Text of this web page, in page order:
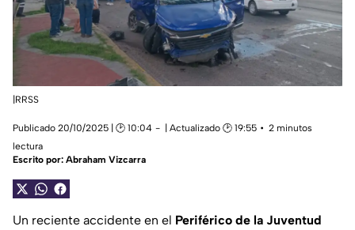
|RRSS
Publicado 20/10/2025 | 🕑 10:04 | Actualizado 🕑 19:55
2 minutos
lectura
Escrito por: Abraham Vizcarra
Un reciente accidente en el Periférico de la Juventud